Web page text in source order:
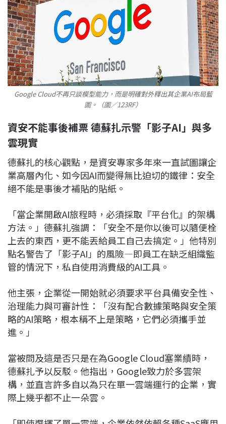
Google Cloud不再只談模型能力，而是明確對外釋出其企業AI布局藍
圖。（圖／123RF）
資安不能事後補票 德蘇扎示警「影子AI」與多
雲現實
德蘇扎的核心觀點，是資安專家多年來一直試圖讓企
業高層內化、如今因AI而變得無比迫切的鐵律：安全
絕不能是事後才補貼的貼紙。
「當企業開啟AI旅程時，必須採取『平台化』的架構
方法。」德蘇扎強調：「安全不是你以後可以隨便栓
上去的東西，更不能丟給員工自己去搞定。」他特別
點名警告了「影子AI」的風險—即員工在缺乏組織監
管的情況下，私自使用消費級的AI工具。
他主張，企業從一開始就必須要求平台具備安全性、
治理能力與可審計性：「沒有配合數據策略與安全策
略的AI策略，根本稱不上是策略，它們必須攜手並
進。」
當被問及這是否只是在為Google Cloud塞業績時，
德蘇扎予以反駁。他指出，Google致力於多雲架
構，並直言許多自以為只在單一雲端運行的企業，實
際上幾乎都不止一朵雲。